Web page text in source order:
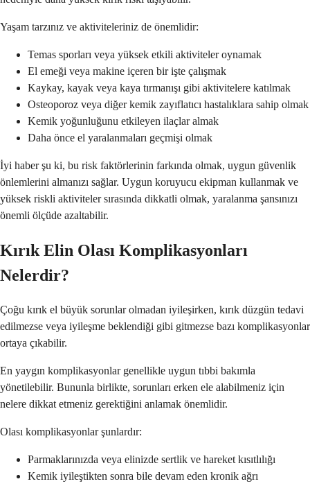
Yaşam tarzınız ve aktiviteleriniz de önemlidir:
Temas sporları veya yüksek etkili aktiviteler oynamak
El emeği veya makine içeren bir işte çalışmak
Kaykay, kayak veya kaya tırmanışı gibi aktivitelere katılmak
Osteoporoz veya diğer kemik zayıflatıcı hastalıklara sahip olmak
Kemik yoğunluğunu etkileyen ilaçlar almak
Daha önce el yaralanmaları geçmişi olmak
İyi haber şu ki, bu risk faktörlerinin farkında olmak, uygun güvenlik
önlemlerini almanızı sağlar. Uygun koruyucu ekipman kullanmak ve
yüksek riskli aktiviteler sırasında dikkatli olmak, yaralanma şansınızı
önemli ölçüde azaltabilir.
Kırık Elin Olası Komplikasyonları
Nelerdir?
Çoğu kırık el büyük sorunlar olmadan iyileşirken, kırık düzgün tedavi
edilmezse veya iyileşme beklendiği gibi gitmezse bazı komplikasyonlar
ortaya çıkabilir.
En yaygın komplikasyonlar genellikle uygun tıbbi bakımla
yönetilebilir. Bununla birlikte, sorunları erken ele alabilmeniz için
nelere dikkat etmeniz gerektiğini anlamak önemlidir.
Olası komplikasyonlar şunlardır:
Parmaklarınızda veya elinizde sertlik ve hareket kısıtlılığı
Kemik iyileştikten sonra bile devam eden kronik ağrı